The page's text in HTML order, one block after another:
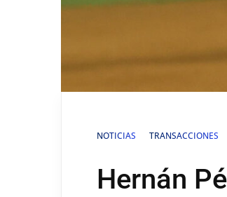
NOTICIAS TRANSACCIONES
Hernán